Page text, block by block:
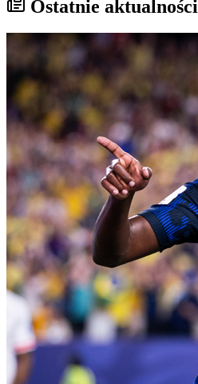
Ostatnie aktualności